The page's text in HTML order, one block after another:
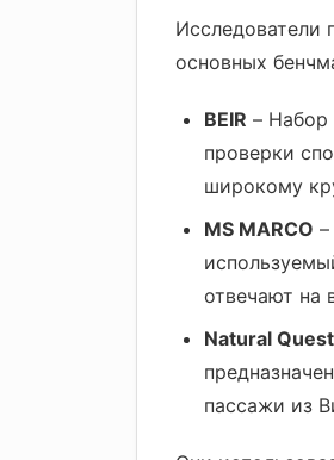
Исследователи
основных
BEIR – Набор
проверки
широкому
MS MARCO
отвечают на
Natural
пассажи из